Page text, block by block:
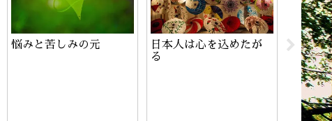
悩みと苦しみの元
日本人は心を込めたが
る
チャン